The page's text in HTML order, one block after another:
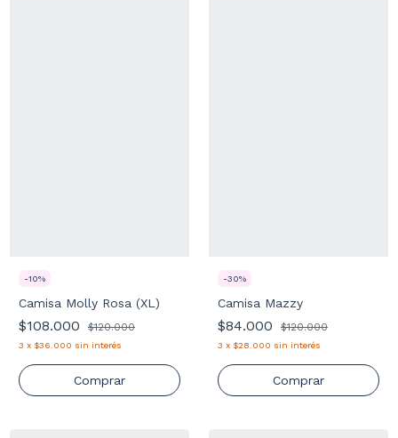
-10%
Camisa Molly Rosa (XL)
$108.000 $120.000
3 x $36.000 sin interés
Comprar
-30%
Camisa Mazzy
$84.000 $120.000
3 x $28.000 sin interés
Comprar